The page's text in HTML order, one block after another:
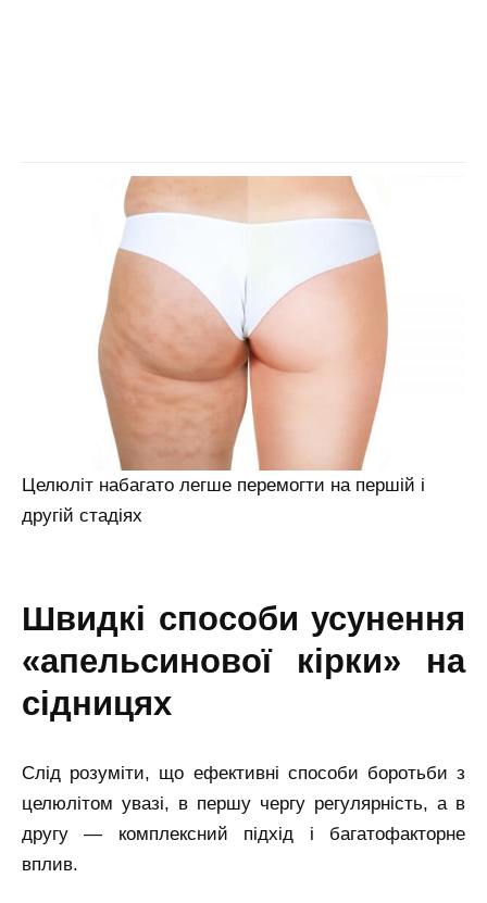
Целюліт набагато легше перемогти на першій і
другій стадіях
швидкі способи усунення
«апельсинової кірки» на
сідницях
Слід розуміти, що ефективні способи боротьби з
целюлітом увазі, в першу чергу регулярність, а в
другу — комплексний підхід і багатофакторне
вплив.